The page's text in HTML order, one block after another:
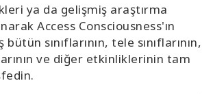
ya da gelişmiş araştırma
Access Consciousness'ın
sınıflarının, tele sınıflarının,
ve diğer etkinliklerinin tam